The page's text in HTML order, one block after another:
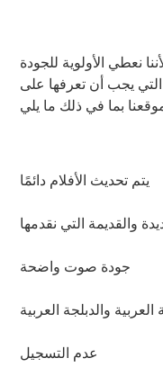
نعطي الأولوية للجودة
التي يجب أن تعرفها على
يتم تحديث الأفلام دائمًا
والقديمة التي نقدمها
جودة صوت واضحة
العربية والدبلجة العربية
عدم التسجيل